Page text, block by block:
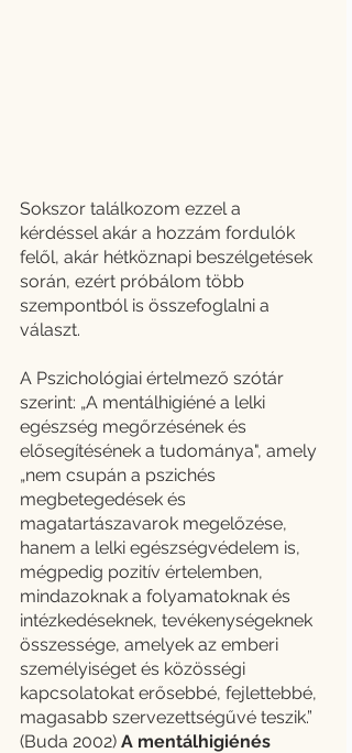
Sokszor találkozom ezzel a
kérdéssel akár a hozzám fordulók
felől, akár hétköznapi beszélgetések
során, ezért próbálom több
szempontból is összefoglalni a
választ.
A Pszichológiai értelmező szótár
szerint: „A mentálhigiéné a lelki
egészség megőrzésének és
elősegítésének a tudománya", amely
„nem csupán a pszichés
megbetegedések és
magatartászavarok megelőzése,
hanem a lelki egészségvédelem is,
mégpedig pozitív értelemben,
mindazoknak a folyamatoknak és
intézkedéseknek, tevékenységeknek
összessége, amelyek az emberi
személyiséget és közösségi
kapcsolatokat erősebbé, fejlettebbé,
magasabb szervezettségűvé teszik.”
(Buda 2002) A mentálhigiénés